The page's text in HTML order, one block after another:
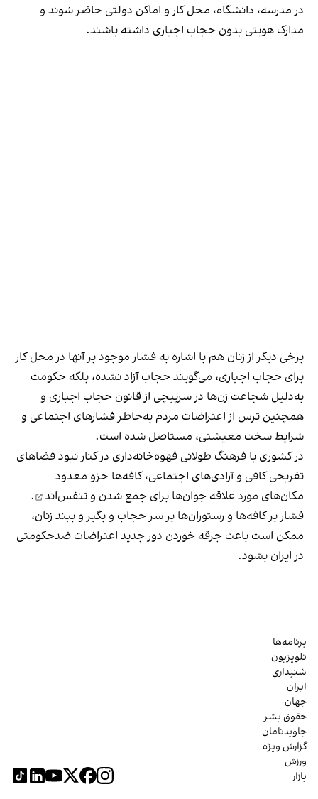
در مدرسه، دانشگاه، محل کار و اماکن دولتی حاضر شوند و
مدارک هویتی بدون حجاب اجباری داشته باشند.
برخی دیگر از زنان هم با اشاره به فشار موجود بر آنها در محل کار
برای حجاب اجباری، می‌گویند حجاب آزاد نشده، بلکه حکومت
به‌دلیل شجاعت زن‌ها در سرپیچی از قانون حجاب اجباری و
همچنین ترس از اعتراضات مردم به‌خاطر فشارهای اجتماعی و
شرایط سخت معیشتی، مستاصل شده است.
در کشوری با فرهنگ طولانی قهوه‌‌خانه‌داری در کنار نبود فضاهای
تفریحی کافی و آزادی‌های اجتماعی، کافه‌ها جزو معدود
مکان‌های مورد علاقه جوان‌ها برای جمع شدن و تنفس‌اند
.
فشار بر کافه‌ها و رستوران‌ها بر سر حجاب و بگیر و ببند زنان،
ممکن است باعث جرقه خوردن دور جدید اعتراضات ضدحکومتی
در ایران بشود.
برنامه‌ها
تلویزیون
شنیداری
ایران
جهان
حقوق بشر
جاویدنامان
گزارش ویژه
ورزش
بازار